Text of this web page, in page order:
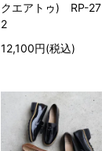
クエアトゥ) RP-27
2
12,100円(税込)